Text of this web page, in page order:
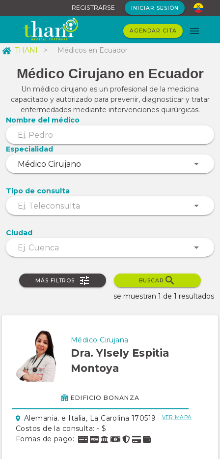
REGISTRARSE INICIAR SESIÓN
AGENDAR CITA
THANI > Médicos en Ecuador
Médico Cirujano en Ecuador
Un médico cirujano es un profesional de la medicina
capacitado y autorizado para prevenir, diagnosticar y tratar
enfermedades mediante intervenciones quirúrgicas.
Nombre del médico
Especialidad
Tipo de consulta
Ciudad
MÁS FILTROS BUSCAR
se muestran 1 de 1 resultados
Médico Cirujana
Dra. Ylsely Espitia
Montoya
EDIFICIO BONANZA
Alemania. e Italia, La Carolina 170519 VER MAPA
Costos de la consulta: - $
Fomas de pago: